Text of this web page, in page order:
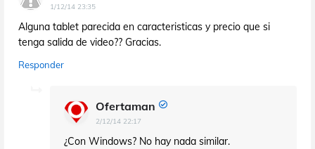
1/12/14 23:35
Alguna tablet parecida en caracteristicas y precio que si
tenga salida de video?? Gracias.
Responder
Ofertaman
2/12/14 22:17
¿Con Windows? No hay nada similar.